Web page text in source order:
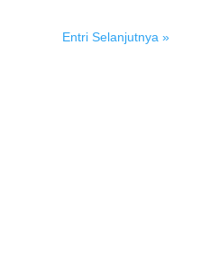
Entri Selanjutnya »